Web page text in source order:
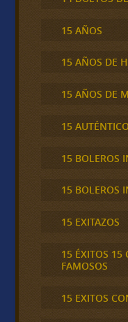
15 AÑOS
15 AÑOS DE
15 AÑOS DE
15
15 BOLEROS
15 BOLEROS
15 EXITAZOS
15 ÉXITOS 15
FAMOSOS
15 EXITOS